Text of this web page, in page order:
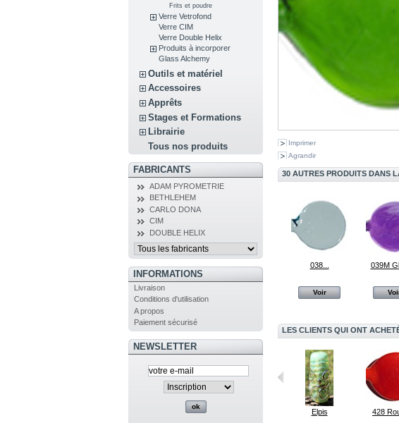
Frits et poudre
Verre Vetrofond
Verre CIM
Verre Double Helix
Produits à incorporer
Glass Alchemy
Outils et matériel
Accessoires
Apprêts
Stages et Formations
Librairie
Tous nos produits
FABRICANTS
ADAM PYROMETRIE
BETHLEHEM
CARLO DONA
CIM
DOUBLE HELIX
INFORMATIONS
Livraison
Conditions d'utilisation
A propos
Paiement sécurisé
NEWSLETTER
Imprimer
Agrandir
30 AUTRES PRODUITS DANS
038...
Voir
039M
LES CLIENTS QUI ONT
206 Sunset Elpis 428